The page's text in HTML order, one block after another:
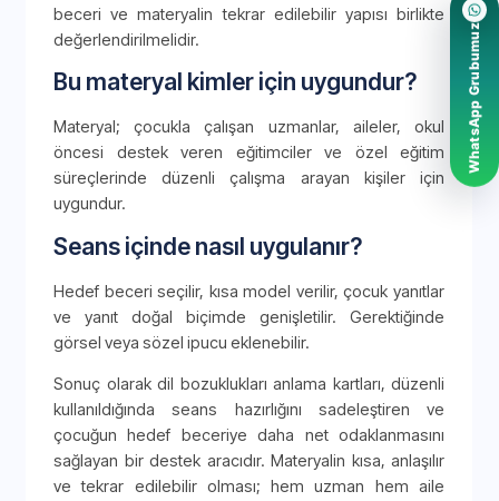
beceri ve materyalin tekrar edilebilir yapısı birlikte
değerlendirilmelidir.
Bu materyal kimler için uygundur?
Materyal; çocukla çalışan uzmanlar, aileler, okul
öncesi destek veren eğitimciler ve özel eğitim
süreçlerinde düzenli çalışma arayan kişiler için
uygundur.
Seans içinde nasıl uygulanır?
Hedef beceri seçilir, kısa model verilir, çocuk yanıtlar
ve yanıt doğal biçimde genişletilir. Gerektiğinde
görsel veya sözel ipucu eklenebilir.
Sonuç olarak dil bozuklukları anlama kartları, düzenli
kullanıldığında seans hazırlığını sadeleştiren ve
çocuğun hedef beceriye daha net odaklanmasını
sağlayan bir destek aracıdır. Materyalin kısa, anlaşılır
ve tekrar edilebilir olması; hem uzman hem aile
WhatsApp Grubumuz